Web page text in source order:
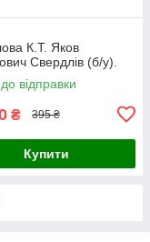
К.Т. Яков
Свердлів (б/у).
відправки
₴ 395 ₴
Купити